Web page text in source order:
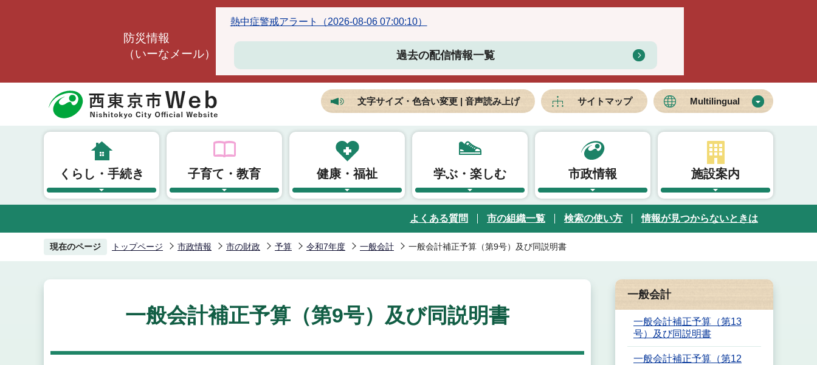
防災情報
（いーなメール）
熱中症警戒アラート（2026-08-06 07:00:10）
過去の配信情報一覧
文字サイズ・色合い変更 | 音声読み上げ サイトマップ Multilingual
くらし・手続き 子育て・教育 健康・福祉 学ぶ・楽しむ 市政情報 施設案内
よくある質問 市の組織一覧 検索の使い方 情報が見つからないときは
現在のページ トップページ 市政情報 市の財政 予算 令和7年度 一般会計 一般会計補正予算（第9号）及び同説明書
一般会計補正予算（第9号）及び同説明書
一般会計
一般会計補正予算（第13
号）及び同説明書
一般会計補正予算（第12